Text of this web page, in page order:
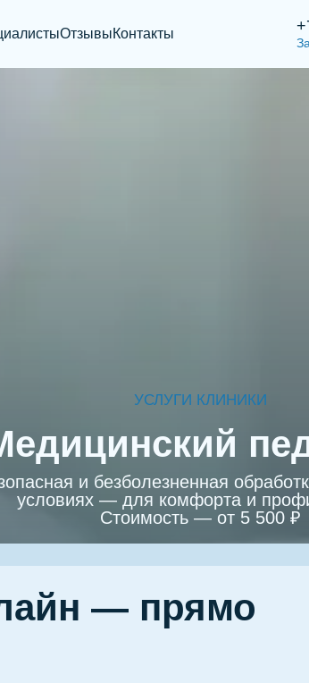
ОтзывыКонтакты
и безболезненная
условиях — для комфорта и
Стоимость — от 5 500 ₽
УСЛУГИ КЛИНИКИ
— прямо